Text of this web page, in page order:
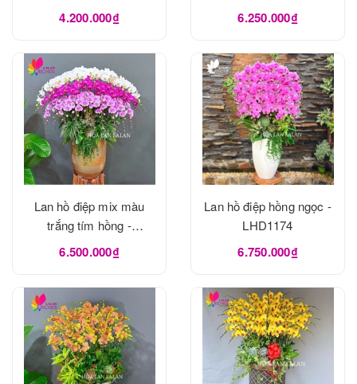
4.200.000₫ 6.250.000₫
Lan hồ điệp mix màu
trắng tím hồng -
LHD1175
6.500.000₫
Lan hồ điệp hồng ngọc -
LHD1174
6.750.000₫